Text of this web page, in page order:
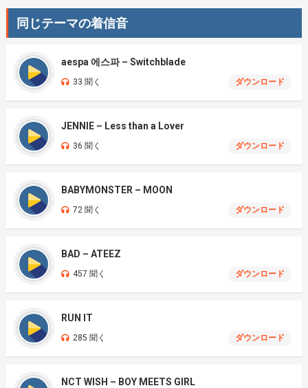
同じテーマの着信音
aespa 에스파 – Switchblade
33 聞く ダウンロード
JENNIE – Less than a Lover
36 聞く ダウンロード
BABYMONSTER – MOON
72 聞く ダウンロード
BAD – ATEEZ
457 聞く ダウンロード
RUN IT
285 聞く ダウンロード
NCT WISH – BOY MEETS GIRL